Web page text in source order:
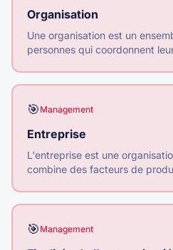
Organisation
Une organisation est un
personnes qui coordonnent
🎯 Management
Entreprise
L'entreprise est une
combine des facteurs de
🎯 Management